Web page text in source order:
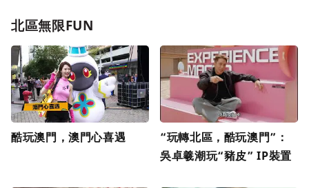
北區無限FUN
酷玩澳門，澳門心喜遇
“玩轉北區，酷玩澳門”：
吳卓羲潮玩“豬皮” IP裝置